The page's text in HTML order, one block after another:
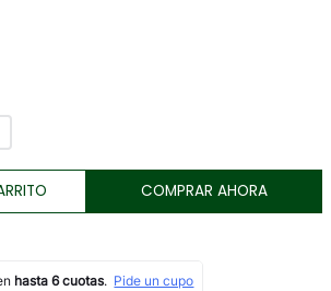
COMPRAR AHORA